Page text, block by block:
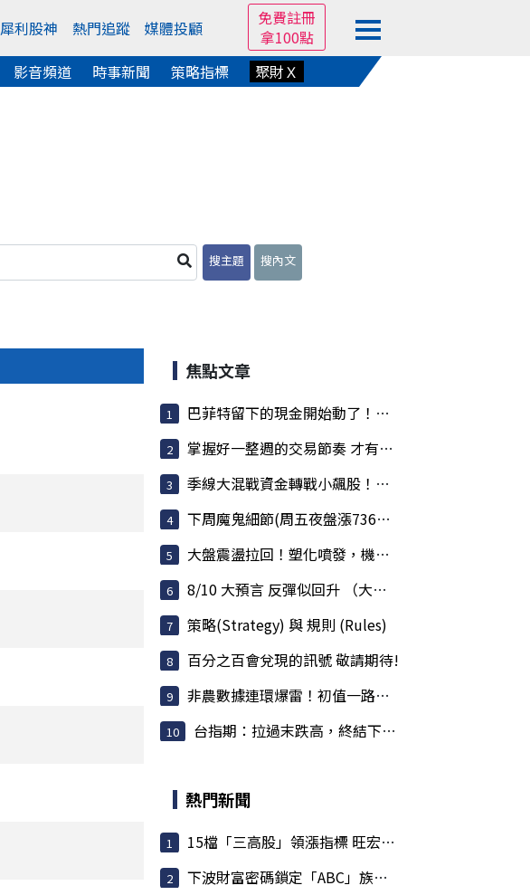
犀利股神 熱門追蹤 媒體投顧
免費註冊
拿100點
影音頻道 時事新聞 策略指標 聚財Ｘ
搜主題 搜內文
焦點文章
巴菲特留下的現金開始動了！波克夏回購、買股、...
掌握好一整週的交易節奏 才有機會賺大的
季線大混戰資金轉戰小飆股！盤面主流:機器人+塑...
下周魔鬼細節(周五夜盤漲736點後看法)(對錯差很...
大盤震盪拉回！塑化噴發，機器人續強，記憶體分...
8/10 大預言 反彈似回升 （大陷阱不可不慎）
策略(Strategy) 與 規則 (Rules)
百分之百會兌現的訊號 敬請期待!
非農數據連環爆雷！初值一路下修，降息交易恐押...
台指期：拉過末跌高，終結下跌慣性
熱門新聞
15檔「三高股」領漲指標 旺宏、南亞等基本面佳 投信大買
下波財富密碼鎖定「ABC」族群 可望續居盤面亮點